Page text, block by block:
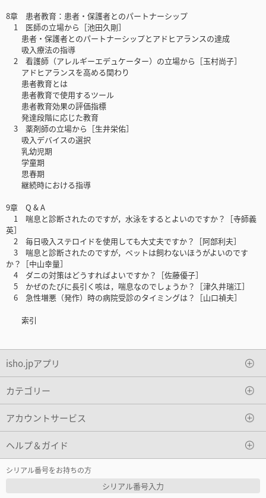
8章 患者教育：患者・保護者とのパートナーシップ
1 医師の立場から［池田久剛］
患者・保護者とのパートナーシップとアドヒアランスの達成
吸入療法の指導
2 看護師（アレルギーエデュケーター）の立場から［玉村尚子］
アドヒアランスを高める関わり
患者教育とは
患者教育で使用するツール
患者教育効果の評価指標
発達段階に応じた教育
3 薬剤師の立場から［生井栄佑］
吸入デバイスの選択
乳幼児期
学童期
思春期
継続時における指導
9章 Q & A
1 喘息と診断されたのですが，水泳をするとよいのですか？［寺師義
英］
2 毎日吸入ステロイドを使用しても大丈夫ですか？［阿部利夫］
3 喘息と診断されたのですが，ペットは飼わないほうがよいのです
か？［中山幸量］
4 ダニの対策はどうすればよいですか？［佐藤優子］
5 かぜのたびに長引く咳は，喘息なのでしょうか？［津久井瑞江］
6 急性増悪（発作）時の病院受診のタイミングは？［山口禎夫］
索引
isho.jpアプリ
カテゴリー
アカウントサービス
ヘルプ＆ガイド
シリアル番号をお持ちの方
シリアル番号入力